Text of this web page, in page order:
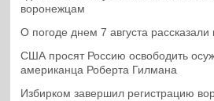
воронежцам
О погоде днем 7 августа
США просят Россию освободить
американца Роберта Гилмана
Избирком завершил регистрацию